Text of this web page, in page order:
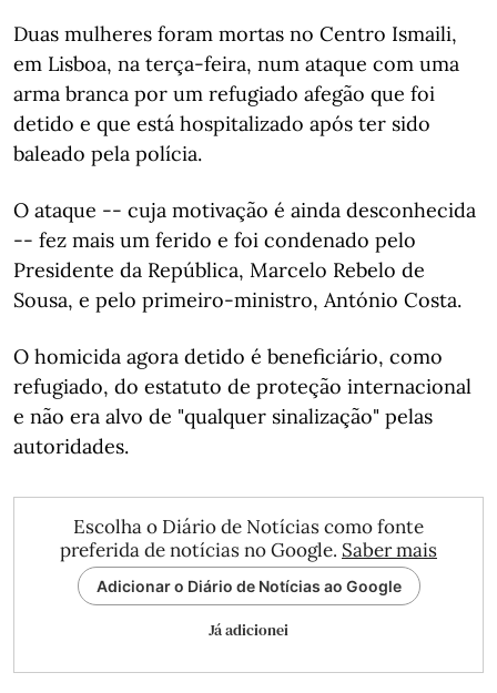
Duas mulheres foram mortas no Centro Ismaili,
em Lisboa, na terça-feira, num ataque com uma
arma branca por um refugiado afegão que foi
detido e que está hospitalizado após ter sido
baleado pela polícia.
O ataque -- cuja motivação é ainda desconhecida
-- fez mais um ferido e foi condenado pelo
Presidente da República, Marcelo Rebelo de
Sousa, e pelo primeiro-ministro, António Costa.
O homicida agora detido é beneficiário, como
refugiado, do estatuto de proteção internacional
e não era alvo de "qualquer sinalização" pelas
autoridades.
Escolha o Diário de Notícias como fonte
preferida de notícias no Google. Saber mais
Adicionar o Diário de Notícias ao Google
Já adicionei